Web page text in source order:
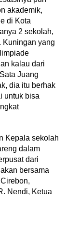
akademik,
di Kota
2 sekolah,
Kuningan yang
kalau dari
Juang
dia itu berhak
untuk bisa
Kepala sekolah
dalam
dari
bersama
Nendi, Ketua